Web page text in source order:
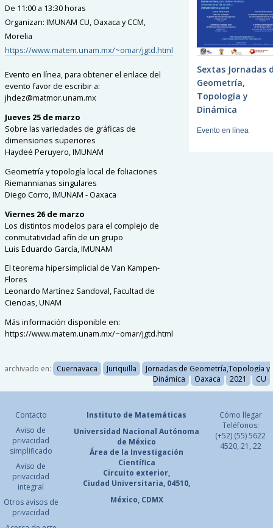
De 11:00 a 13:30 horas
Organizan: IMUNAM CU, Oaxaca y CCM,
Morelia
https://www.matem.unam.mx/~omar/jgtd.html
Evento en línea, para obtener el enlace del
evento favor de escribir a:
jhdez@matmor.unam.mx
Jueves 25 de marzo
Sobre las variedades de gráficas de
dimensiones superiores
Haydeé Peruyero, IMUNAM
Geometría y topología local de foliaciones
Riemannianas singulares
Diego Corro, IMUNAM - Oaxaca
Viernes 26 de marzo
Los distintos modelos para el complejo de
conmutatividad afín de un grupo
Luis Eduardo García, IMUNAM
El teorema hipersimplicial de Van Kampen-
Flores
Leonardo Martínez Sandoval, Facultad de
Ciencias, UNAM
Más información disponible en:
https://www.matem.unam.mx/~omar/jgtd.html
Sextas Jornadas
Geometría,
Topología y
Dinámica
Evento en línea
archivado en: Cuernavaca Juriquilla
Jornadas de Geometría,Topología y
Dinámica
Oaxaca 2021 CU
Contacto
Aviso de
privacidad
simplificado
Aviso de
privacidad
integral
Otros avisos de
privacidad
Instituto de Matemáticas
Universidad Nacional Autónoma
de México
Área de la Investigación
Científica
Circuito exterior,
Ciudad Universitaria, 04510,
México, CDMX
Cómo llegar
Teléfonos:
(+52) (55) 5622
4520, 21, 22